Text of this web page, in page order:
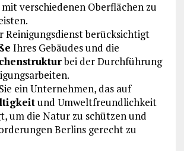
verschiedenen Oberflächen zu
Reinigungsdienst berücksichtigt
Ihres Gebäudes und die
bei der Durchführung
ein Unternehmen, das auf
und Umweltfreundlichkeit
um die Natur zu schützen und
Berlins gerecht zu